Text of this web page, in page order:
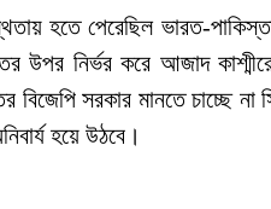
হতে পেরেছিল ভারত-
নির্ভর করে আজাদ
সরকার মানতে চাচ্ছে না
হয়ে উঠবে।